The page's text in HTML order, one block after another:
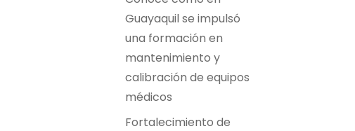
Guayaquil se impulsó
una formación en
mantenimiento y
calibración de equipos
médicos
Fortalecimiento de